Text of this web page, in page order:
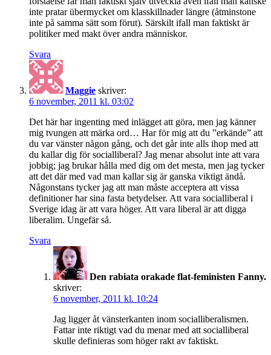
inte pratar übermycket om klasskillnader längre (åtminstone
inte på samma sätt som förut). Särskilt ifall man faktiskt är
politiker med makt över andra människor.
Svara
Maggie skriver:
6 november, 2011 kl. 03:02
Det här har ingenting med inlägget att göra, men jag känner
mig tvungen att märka ord… Har för mig att du ”erkände” att
du var vänster någon gång, och det går inte alls ihop med att
du kallar dig för socialliberal? Jag menar absolut inte att vara
jobbig; jag brukar hålla med dig om det mesta, men jag tycker
att det där med vad man kallar sig är ganska viktigt ändå.
Någonstans tycker jag att man måste acceptera att vissa
definitioner har sina fasta betydelser. Att vara socialliberal i
Sverige idag är att vara höger. Att vara liberal är att digga
liberalim. Ungefär så.
Svara
Den rabiata orakade flat-feministen Fanny.
skriver:
6 november, 2011 kl. 10:24
Jag ligger åt vänsterkanten inom socialliberalismen.
Fattar inte riktigt vad du menar med att socialliberal
skulle definieras som höger rakt av faktiskt.